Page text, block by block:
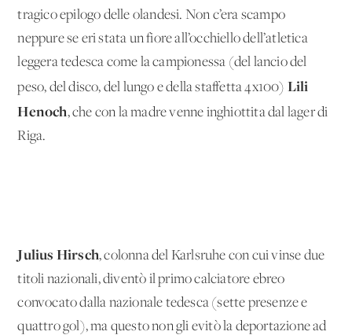
tragico epilogo delle olandesi. Non c’era scampo
neppure se eri stata un fiore all’occhiello dell’atletica
leggera tedesca come la campionessa (del lancio del
peso, del disco, del lungo e della staffetta 4x100) Lili
Henoch, che con la madre venne inghiottita dal lager di
Riga.
Julius Hirsch, colonna del Karlsruhe con cui vinse due
titoli nazionali, diventò il primo calciatore ebreo
convocato dalla nazionale tedesca (sette presenze e
quattro gol), ma questo non gli evitò la deportazione ad